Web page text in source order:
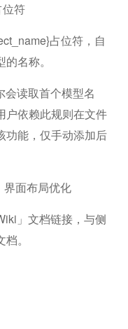
符
占位符，自
名称。
读取首个模型名
户依赖此规则在文件
功能，仅手动添加后
界面布局优化
」文档链接，与侧
。